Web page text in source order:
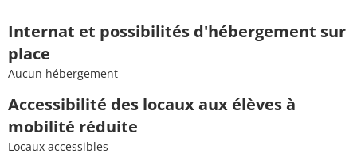
Internat et possibilités d'hébergement sur
place
Aucun hébergement
Accessibilité des locaux aux élèves à
mobilité réduite
Locaux accessibles